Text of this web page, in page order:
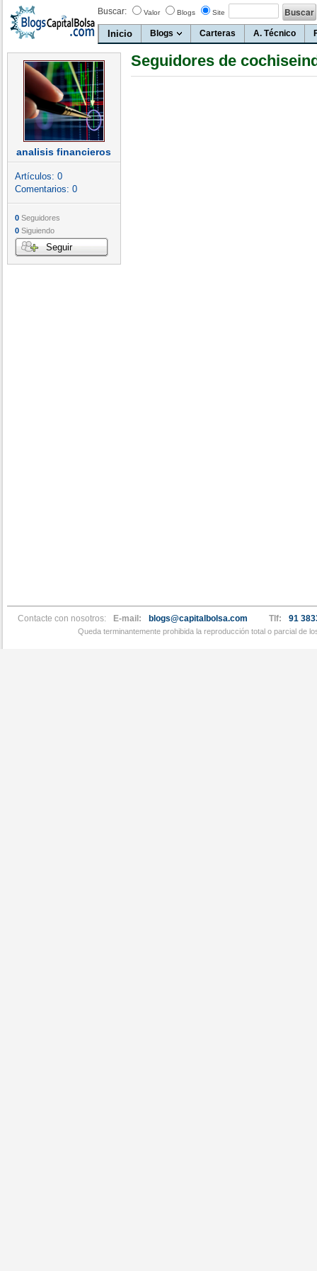
Buscar: Valor Blogs Site
Inicio Blogs Carteras A. Técnico
analisis financieros
Artículos: 0
Comentarios: 0
0 Seguidores
0 Siguiendo
Seguir
Seguidores de
Contacte con nosotros: E-mail: blogs@capitalbolsa.com Tlf: 91
Queda terminantemente prohibida la reproducción total o parcial de